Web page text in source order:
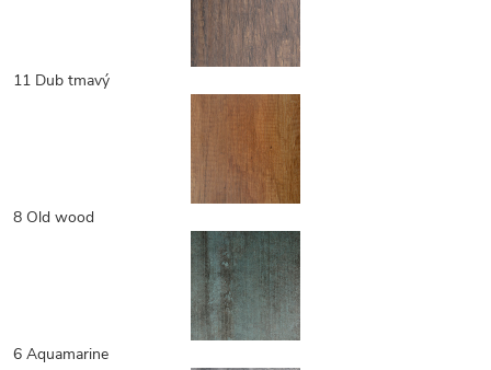
11 Dub tmavý
8 Old wood
6 Aquamarine